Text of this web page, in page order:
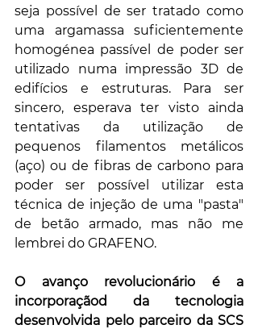
seja possível de ser tratado como
uma argamassa suficientemente
homogénea passível de poder ser
utilizado numa impressão 3D de
edifícios e estruturas. Para ser
sincero, esperava ter visto ainda
tentativas da utilização de
pequenos filamentos metálicos
(aço) ou de fibras de carbono para
poder ser possível utilizar esta
técnica de injeção de uma "pasta"
de betão armado, mas não me
lembrei do GRAFENO.
O avanço revolucionário é a
incorporaçãod da tecnologia
desenvolvida pelo parceiro da SCS